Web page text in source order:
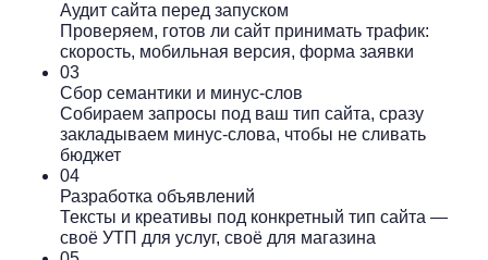
Аудит сайта перед запуском
Проверяем, готов ли сайт принимать трафик:
скорость, мобильная версия, форма заявки
03
Сбор семантики и минус-слов
Собираем запросы под ваш тип сайта, сразу
закладываем минус-слова, чтобы не сливать
бюджет
04
Разработка объявлений
Тексты и креативы под конкретный тип сайта —
своё УТП для услуг, своё для магазина